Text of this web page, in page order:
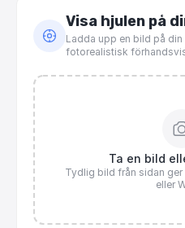
Visa hjulen på
Ladda upp en bild på din
fotorealistisk
Ta en bild
Tydlig bild från sidan ger
eller